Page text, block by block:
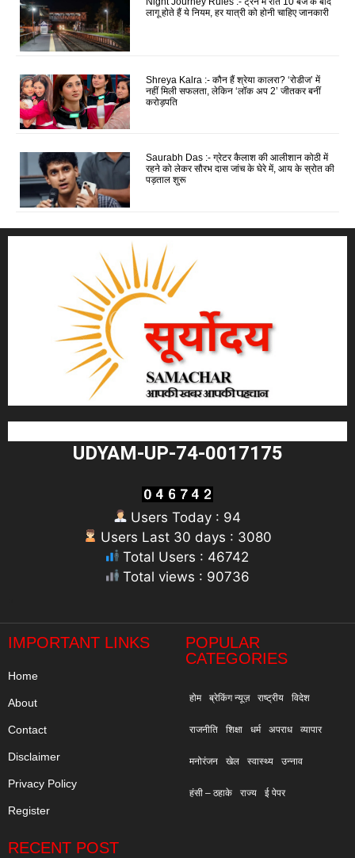
लागू होते हैं ये नियम, हर यात्री को होनी चाहिए जानकारी
Shreya Kalra :- कौन हैं श्रेया कालरा? ‘रोडीज’ में
नहीं मिली सफलता, लेकिन ‘लॉक अप 2’ जीतकर बनीं
करोड़पति
Saurabh Das :- ग्रेटर कैलाश की आलीशान कोठी में
रहने को लेकर सौरभ दास जांच के घेरे में, आय के स्रोत की
पड़ताल शुरू
UDYAM-UP-74-0017175
Users Today : 94
Users Last 30 days : 3080
Total Users : 46742
Total views : 90736
IMPORTANT LINKS
Home
About
Contact
Disclaimer
Privacy Policy
Register
POPULAR
CATEGORIES
होम ब्रेकिंग न्यूज़ राष्ट्रीय विदेश
राजनीति शिक्षा धर्म अपराध व्यापार
मनोरंजन खेल स्वास्थ्य उन्नाव
हंसी – ठहाके राज्य ई पेपर
RECENT POST